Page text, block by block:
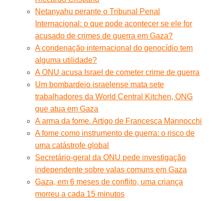
Netanyahu perante o Tribunal Penal
Internacional: o que pode acontecer se ele for
acusado de crimes de guerra em Gaza?
A condenação internacional do genocídio tem
alguma utilidade?
A ONU acusa Israel de cometer crime de guerra
Um bombardeio israelense mata sete
trabalhadores da World Central Kitchen, ONG
que atua em Gaza
A arma da fome. Artigo de Francesca Mannocchi
A fome como instrumento de guerra: o risco de
uma catástrofe global
Secretário-geral da ONU pede investigação
independente sobre valas comuns em Gaza
Gaza, em 6 meses de conflito, uma criança
morreu a cada 15 minutos